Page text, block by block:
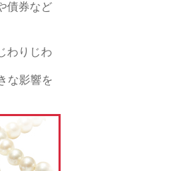
債券など
わりじわ
な影響を